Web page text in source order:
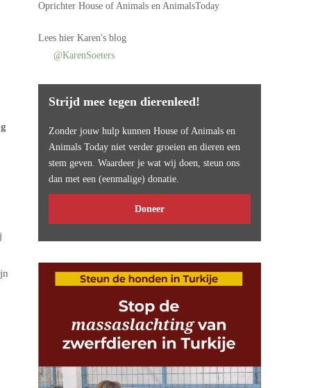
OprichterHouse of Animals en AnimalsToday
Leeshier Karen's blog
@KarenSoeters
Strijd mee tegen dierenleed!
Zonder jouw hulp kunnen House of Animals en
Animals Today niet verder groeien en dieren een
stem geven. Waardeer je wat wij doen, steun ons
dan met een (eenmalige) donatie.
Doneer